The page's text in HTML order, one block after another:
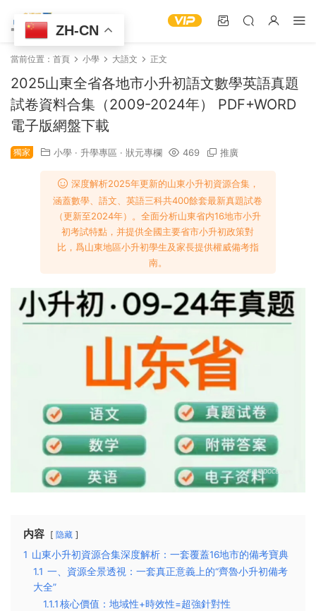
當前位置： 首頁 小學 大語文 正文
2025山東全省各地市小升初語文數學英語真題
試卷資料合集（2009-2024年） PDF+WORD
電子版網盤下載
獨家 小學 · 升學專區 · 狀元專欄 469 推廣
深度解析2025年更新的山東小升初資源合集，
涵蓋數學、語文、英語三科共400餘套最新真題試卷
（更新至2024年）。全面分析山東省内16地市小升
初考試特點，并提供全國主要省市小升初政策對
比，爲山東地區小升初學生及家長提供權威備考指
南。
内容 隐藏
1 山東小升初資源合集深度解析：一套覆蓋16地市的備考寶典​
1.1 一、資源全景透視：一套真正意義上的“齊魯小升初備考
大全”
1.1.1​核心價值：地域性+時效性=超強針對性​
ZH-CN